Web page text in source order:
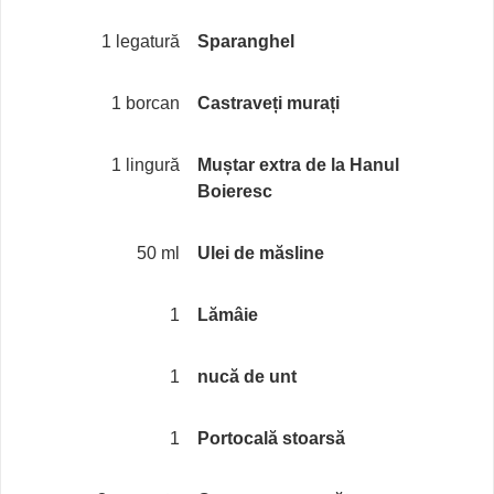
1 legatură Sparanghel
1 borcan Castraveți murați
1 lingură
Muștar extra de la Hanul
Boieresc
50 ml Ulei de măsline
1 Lămâie
1 nucă de unt
1 Portocală stoarsă